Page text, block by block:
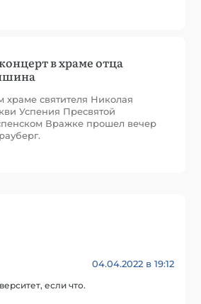
в храме отца
храме святителя Николая
Успения Пресвятой
Вражке прошел вечер
04.04.2022 в 19:12
если что.